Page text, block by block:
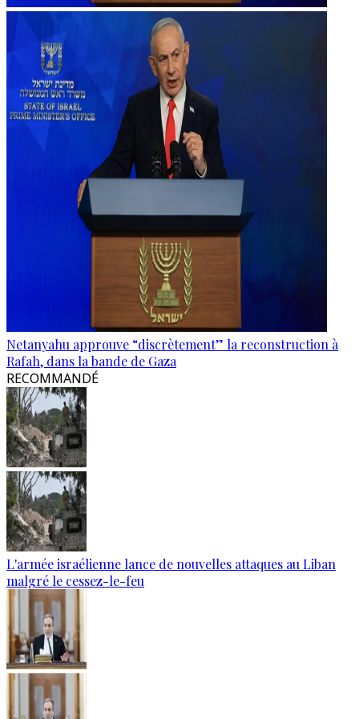
Netanyahu approuve “discrètement” la reconstruction à
Rafah, dans la bande de Gaza
RECOMMANDÉ
L'armée israélienne lance de nouvelles attaques au Liban
malgré le cessez-le-feu